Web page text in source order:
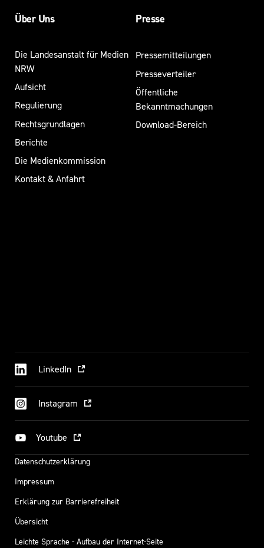
Über Uns
Die Landesanstalt für Medien
NRW
Aufsicht
Regulierung
Rechtsgrundlagen
Berichte
Die Medienkommission
Kontakt & Anfahrt
Presse
Pressemitteilungen
Presseverteiler
Öffentliche
Bekanntmachungen
Download-Bereich
LinkedIn
Instagram
Youtube
Datenschutzerklärung
Impressum
Erklärung zur Barrierefreiheit
Übersicht
Leichte Sprache - Aufbau der Internet-Seite